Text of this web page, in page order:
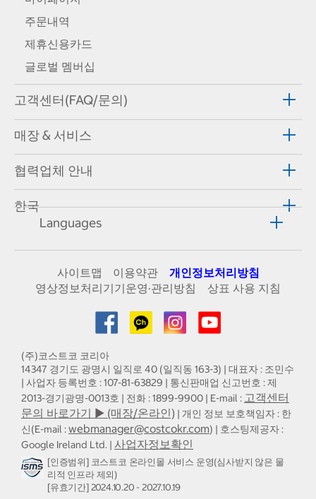
주문내역
제휴신용카드
글로벌 멤버십
고객센터(FAQ/문의)
매장 & 서비스
협력업체 안내
한국
Languages
사이트맵 이용약관
개인정보처리방침
영상정보처리기기운영·관리방침
상표 사용 지침
(주)코스트코 코리아
14347 경기도 광명시 일직로 40 (일직동 163-3) | 대표자 : 조민수
| 사업자 등록번호 : 107-81-63829 | 통신판매업 신고번호 : 제
2013-경기광명-0013호 | 전화 : 1899-9900 | E-mail : 고객센터
문의 바로가기 ▶ (매장/온라인) | 개인 정보 보호책임자 : 한
신(E-mail :webmanager@costcokr.com) | 호스팅제공자 :
Google Ireland Ltd. | 사업자정보확인
[인증범위] 코스트코 온라인몰 서비스 운영(심사받지 않은 물
리적 인프라 제외)
[유효기간] 2024.10.20 - 2027.10.19